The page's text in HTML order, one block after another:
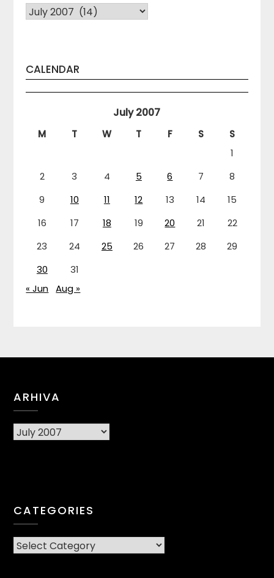
Arhiva
CALENDAR
July 2007
M T W T F S
S
1
2
3 4 5 6 7
8
9
10 11 12 13 14
15
16
17 18 19 20 21
22
23
24 25 26 27 28
29
30
31
« Jun Aug »
ARHIVA
Arhiva
CATEGORIES
CATEGORIES